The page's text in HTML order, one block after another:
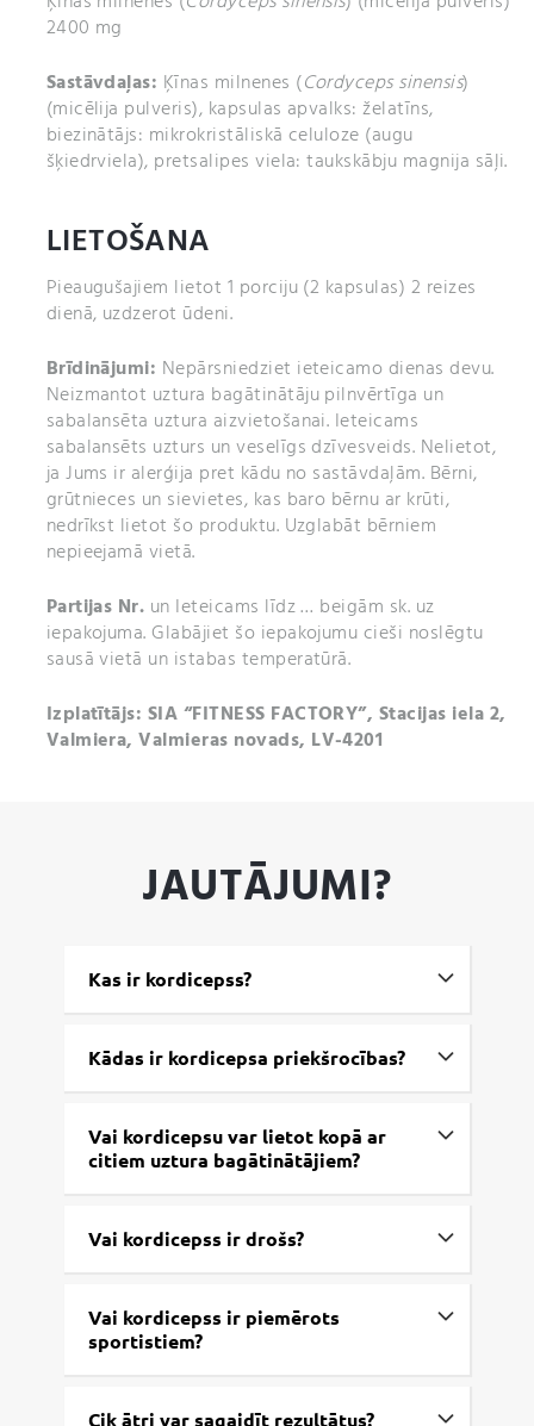
2400 mg
Sastāvdaļas: Ķīnas milnenes (Cordyceps sinensis)
(micēlija pulveris), kapsulas apvalks: želatīns,
biezinātājs: mikrokristāliskā celuloze (augu
šķiedrviela), pretsalipes viela: taukskābju magnija sāļi.
LIETOŠANA
Pieaugušajiem lietot 1 porciju (2 kapsulas) 2 reizes
dienā, uzdzerot ūdeni.
Brīdinājumi: Nepārsniedziet ieteicamo dienas devu.
Neizmantot uztura bagātinātāju pilnvērtīga un
sabalansēta uztura aizvietošanai. Ieteicams
sabalansēts uzturs un veselīgs dzīvesveids. Nelietot,
ja Jums ir alerģija pret kādu no sastāvdaļām. Bērni,
grūtnieces un sievietes, kas baro bērnu ar krūti,
nedrīkst lietot šo produktu. Uzglabāt bērniem
nepieejamā vietā.
Partijas Nr. un Ieteicams līdz … beigām sk. uz
iepakojuma. Glabājiet šo iepakojumu cieši noslēgtu
sausā vietā un istabas temperatūrā.
Izplatītājs: SIA “FITNESS FACTORY”, Stacijas iela 2,
Valmiera, Valmieras novads, LV-4201
JAUTĀJUMI?
Kas ir kordicepss?
Kādas ir kordicepsa priekšrocības?
Vai kordicepsu var lietot kopā ar
citiem uztura bagātinātājiem?
Vai kordicepss ir drošs?
Vai kordicepss ir piemērots
sportistiem?
Cik ātri var sagaidīt rezultātus?